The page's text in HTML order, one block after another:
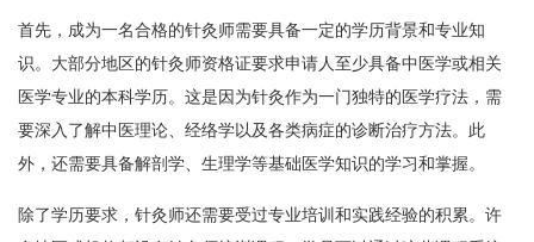
首先，成为一名合格的针灸师需要具备一定的学历背景和专业知
识。大部分地区的针灸师资格证要求申请人至少具备中医学或相关
医学专业的本科学历。这是因为针灸作为一门独特的医学疗法，需
要深入了解中医理论、经络学以及各类病症的诊断治疗方法。此
外，还需要具备解剖学、生理学等基础医学知识的学习和掌握。
除了学历要求，针灸师还需要受过专业培训和实践经验的积累。许